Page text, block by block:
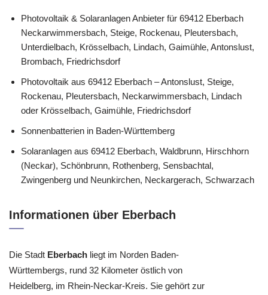
Photovoltaik & Solaranlagen Anbieter für 69412 Eberbach
Neckarwimmersbach, Steige, Rockenau, Pleutersbach,
Unterdielbach, Krösselbach, Lindach, Gaimühle, Antonslust,
Brombach, Friedrichsdorf
Photovoltaik aus 69412 Eberbach – Antonslust, Steige,
Rockenau, Pleutersbach, Neckarwimmersbach, Lindach
oder Krösselbach, Gaimühle, Friedrichsdorf
Sonnenbatterien in Baden-Württemberg
Solaranlagen aus 69412 Eberbach, Waldbrunn, Hirschhorn
(Neckar), Schönbrunn, Rothenberg, Sensbachtal,
Zwingenberg und Neunkirchen, Neckargerach, Schwarzach
Informationen über Eberbach
Die Stadt Eberbach liegt im Norden Baden-
Württembergs, rund 32 Kilometer östlich von
Heidelberg, im Rhein-Neckar-Kreis. Sie gehört zur